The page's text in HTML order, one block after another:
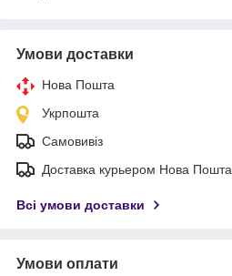
Умови доставки
Нова Пошта
Укрпошта
Самовивіз
Доставка курьером Нова Пошта
Всі умови доставки
Умови оплати